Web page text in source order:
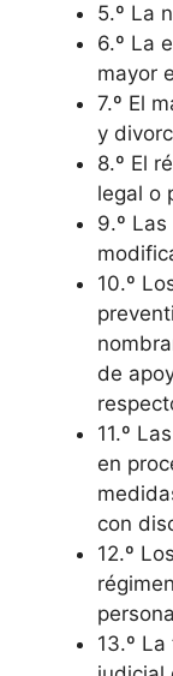
5.º La
6.º La
mayor
7.º El
y
8.º El
legal o
9.º
10.º
de
11.º
en
con
12.º
13.º